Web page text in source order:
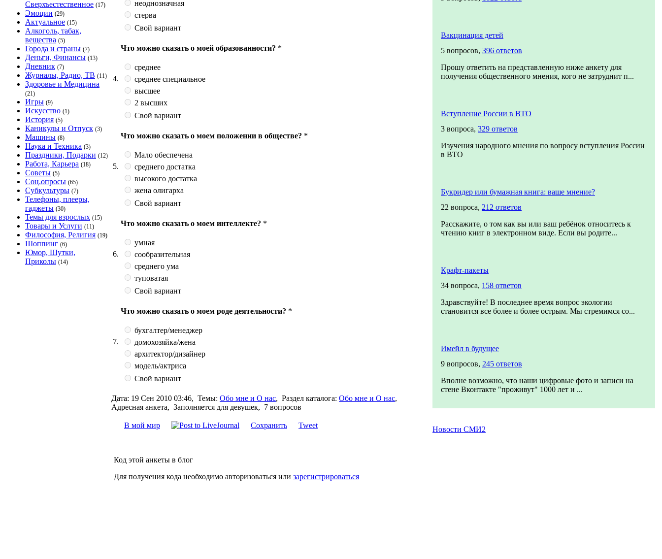
Сверхъестественное (17)
Эмоции (29)
Актуальное (15)
Алкоголь, табак,
вещества (5)
Города и страны (7)
Деньги, Финансы (13)
Дневник (7)
Журналы, Радио, ТВ (11)
Здоровье и Медицина
(21)
Игры (9)
Искусство (1)
История (5)
Каникулы и Отпуск (3)
Машины (8)
Наука и Техника (3)
Праздники, Подарки (12)
Работа, Карьера (18)
Советы (5)
Соц.опросы (65)
Субкультуры (7)
Телефоны, плееры,
гаджеты (30)
Темы для взрослых (15)
Товары и Услуги (11)
Философия, Религия (19)
Шоппинг (6)
Юмор, Шутки,
Приколы (14)
неоднозначная
стерва
Свой вариант
4.
Что можно сказать о моей образованности? *
среднее
среднее специальное
высшее
2 высших
Свой вариант
5.
Что можно сказать о моем положении в обществе? *
Мало обеспечена
среднего достатка
высокого достатка
жена олигарха
Свой вариант
6.
Что можно сказать о моем интеллекте? *
умная
сообразительная
среднего ума
туповатая
Свой вариант
7.
Что можно сказать о моем роде деятельности? *
бухгалтер/менеджер
домохозяйка/жена
архитектор/дизайнер
модель/актриса
Свой вариант
Дата: 19 Сен 2010 03:46, Темы: Обо мне и О нас, Раздел каталога: Обо мне и О нас,
Адресная анкета, Заполняется для девушек, 7 вопросов
В мой мир Сохранить Tweet
Код этой анкеты в блог
Для получения кода необходимо авторизоваться или зарегистрироваться
Вакцинация детей
5 вопросов, 396 ответов
Прошу ответить на представленную ниже анкету для
получения общественного мнения, кого не затруднит п...
Вступление России в ВТО
3 вопроса, 329 ответов
Изучения народного мнения по вопросу вступления России
в ВТО
Букридер или бумажная книга: ваше мнение?
22 вопроса, 212 ответов
Расскажите, о том как вы или ваш ребёнок относитесь к
чтению книг в электронном виде. Если вы родите...
Крафт-пакеты
34 вопроса, 158 ответов
Здравствуйте! В последнее время вопрос экологии
становится все более и более острым. Мы стремимся со...
Имейл в будущее
9 вопросов, 245 ответов
Вполне возможно, что наши цифровые фото и записи на
стене Вконтакте "проживут" 1000 лет и ...
Новости СМИ2